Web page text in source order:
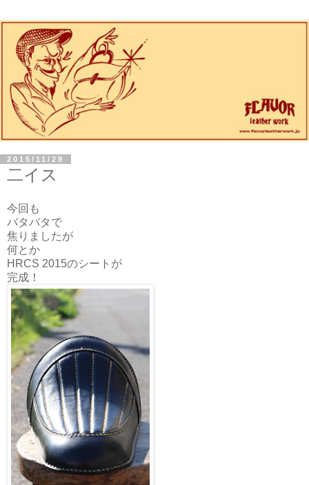
2015/11/29
二イス
今回も
バタバタで
焦りましたが
何とか
HRCS 2015のシートが
完成！